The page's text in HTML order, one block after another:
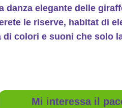
danza elegante delle
le riserve, habitat di
colori e suoni che solo
Mi interessa il